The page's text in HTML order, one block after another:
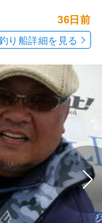
所変えから
けど！！マ